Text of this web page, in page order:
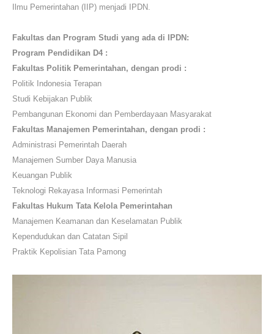
Ilmu Pemerintahan (IIP) menjadi IPDN.
Fakultas dan Program Studi yang ada di IPDN :
Program Pendidikan D4 :
Fakultas Politik Pemerintahan, dengan prodi :
Politik Indonesia Terapan
Studi Kebijakan Publik
Pembangunan Ekonomi dan Pemberdayaan Masyarakat
Fakultas Manajemen Pemerintahan, dengan prodi :
Administrasi Pemerintah Daerah
Manajemen Sumber Daya Manusia
Keuangan Publik
Teknologi Rekayasa Informasi Pemerintah
Fakultas Hukum Tata Kelola Pemerintahan
Manajemen Keamanan dan Keselamatan Publik
Kependudukan dan Catatan Sipil
Praktik Kepolisian Tata Pamong